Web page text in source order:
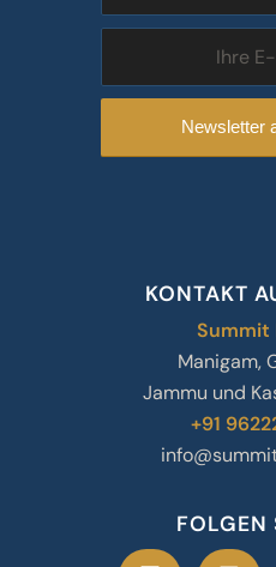
KONTAKT
Summit
Manigam,
Jammu und
+91
FOLGEN